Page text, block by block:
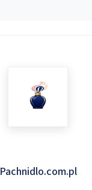
Pachnidlo.com.pl